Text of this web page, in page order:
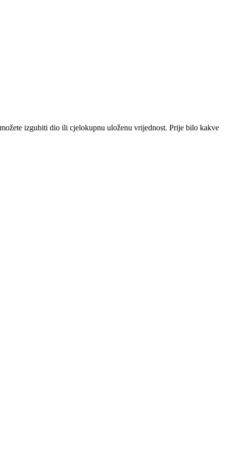
izgubiti dio ili cjelokupnu uloženu vrijednost. Prije bilo kakve